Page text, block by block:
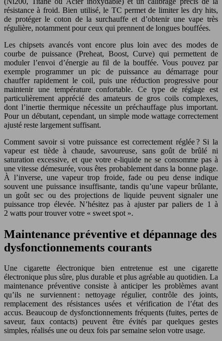
résistance à froid. Bien utilisé, le TC permet de limiter les dry hits,
de protéger le coton de la surchauffe et d’obtenir une vape très
régulière, notamment pour ceux qui prennent de longues bouffées.
Les chipsets avancés vont encore plus loin avec des modes de
courbe de puissance (Preheat, Boost, Curve) qui permettent de
moduler l’envoi d’énergie au fil de la bouffée. Vous pouvez par
exemple programmer un pic de puissance au démarrage pour
chauffer rapidement le coil, puis une réduction progressive pour
maintenir une température confortable. Ce type de réglage est
particulièrement apprécié des amateurs de gros coils complexes,
dont l’inertie thermique nécessite un préchauffage plus important.
Pour un débutant, cependant, un simple mode wattage correctement
ajusté reste largement suffisant.
Comment savoir si votre puissance est correctement réglée ? Si la
vapeur est tiède à chaude, savoureuse, sans goût de brûlé ni
saturation excessive, et que votre e-liquide ne se consomme pas à
une vitesse démesurée, vous êtes probablement dans la bonne plage.
À l’inverse, une vapeur trop froide, fade ou peu dense indique
souvent une puissance insuffisante, tandis qu’une vapeur brûlante,
un goût sec ou des projections de liquide peuvent signaler une
puissance trop élevée. N’hésitez pas à ajuster par paliers de 1 à
2 watts pour trouver votre « sweet spot ».
Maintenance préventive et dépannage des
dysfonctionnements courants
Une cigarette électronique bien entretenue est une cigarette
électronique plus sûre, plus durable et plus agréable au quotidien. La
maintenance préventive consiste à anticiper les problèmes avant
qu’ils ne surviennent : nettoyage régulier, contrôle des joints,
remplacement des résistances usées et vérification de l’état des
accus. Beaucoup de dysfonctionnements fréquents (fuites, pertes de
saveur, faux contacts) peuvent être évités par quelques gestes
simples, réalisés une ou deux fois par semaine selon votre usage.